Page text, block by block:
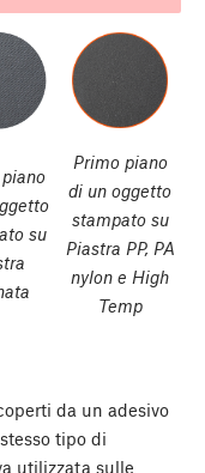
su
Primo piano
di un oggetto
stampato su
Piastra PP, PA
nylon e High
Temp
da un adesivo
tipo di
utilizzata sulle